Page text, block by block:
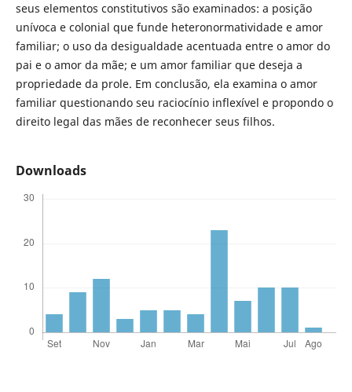
seus elementos constitutivos são examinados: a posição
unívoca e colonial que funde heteronormatividade e amor
familiar; o uso da desigualdade acentuada entre o amor do
pai e o amor da mãe; e um amor familiar que deseja a
propriedade da prole. Em conclusão, ela examina o amor
familiar questionando seu raciocínio inflexível e propondo o
direito legal das mães de reconhecer seus filhos.
Downloads